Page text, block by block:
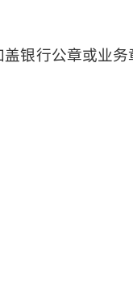
银行公章或业